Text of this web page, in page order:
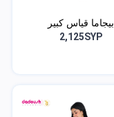
بيجاما قياس كبير
2,125SYP